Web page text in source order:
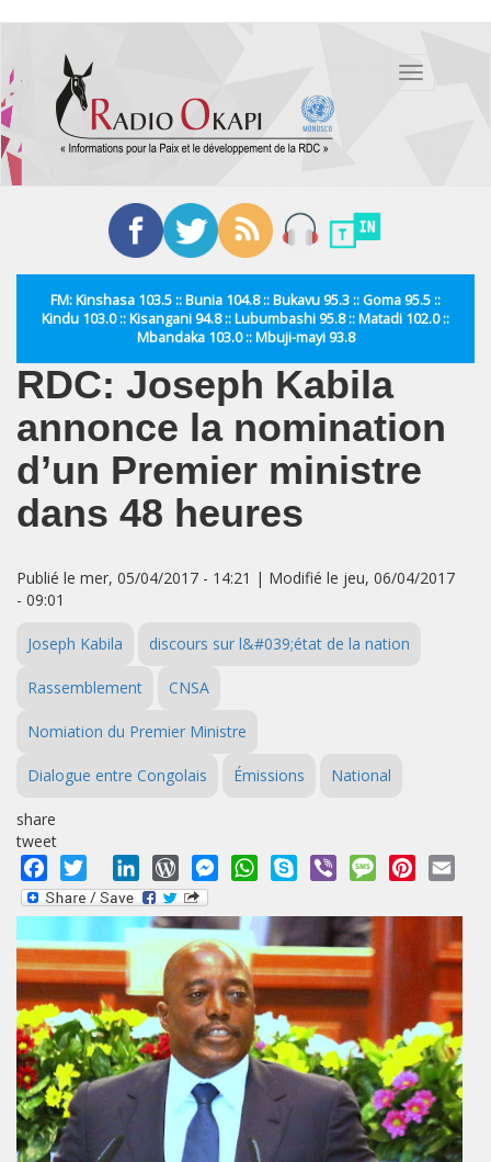
contenu
principal
Toggle
FM: Kinshasa 103.5 :: Bunia 104.8 :: Bukavu 95.3 :: Goma 95.5 ::
Kindu 103.0 :: Kisangani 94.8 :: Lubumbashi 95.8 :: Matadi 102.0 ::
Mbandaka 103.0 :: Mbuji-mayi 93.8
RDC: Joseph Kabila
annonce la nomination
d’un Premier ministre
dans 48 heures
Publié le mer, 05/04/2017 - 14:21 | Modifié le jeu, 06/04/2017
- 09:01
Joseph Kabila discours sur l&#039;état de la nation
Rassemblement CNSA
Nomiation du Premier Ministre
Dialogue entre Congolais Émissions National
share
tweet
Facebook
Twitter LinkedInWordPressMessengerWhatsApp
Skype Viber MessagePinterest